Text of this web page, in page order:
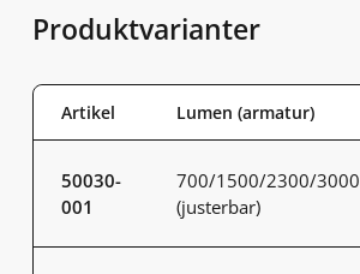
Produktvarianter
Artikel Lumen (armatur)
50030-
001
700/1500/2300/3000
(justerbar)